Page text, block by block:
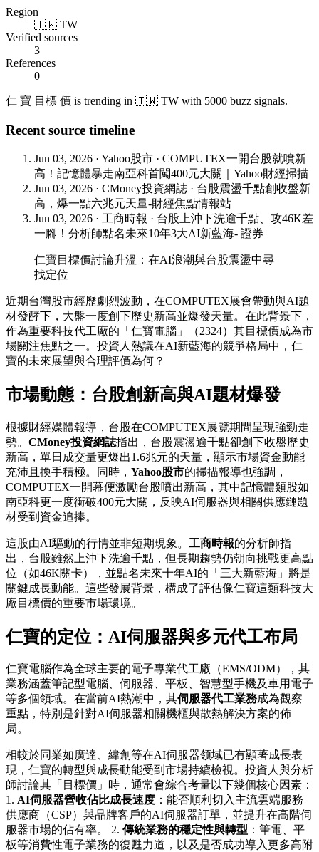
Region
🇹🇼 TW
Verified sources
3
References
0
仁 寶 目標 價 is trending in 🇹🇼 TW with 5000 buzz signals.
Recent source timeline
Jun 03, 2026 · Yahoo股市 · COMPUTEX一開台股就噴新
高！記憶體暴走南亞科首闖400元大關｜Yahoo財經掃描
Jun 03, 2026 · CMoney投資網誌 · 台股震盪千點創收盤新
高，爆一點六兆元天量-財經焦點情報站
Jun 03, 2026 · 工商時報 · 台股上沖下洗逾千點、攻46K差
一腳！分析師點名未來10年3大AI新藍海- 證券
仁寶目標價討論升溫：在AI浪潮與台股震盪中尋
找定位
近期台灣股市經歷劇烈波動，在COMPUTEX展會帶動與AI題
材發酵下，大盤一度創下歷史新高並爆發天量。在此背景下，
作為重要科技代工廠的「仁寶電腦」（2324）其目標價成為市
場關注焦點之一。投資人熱議在AI新藍海的競爭格局中，仁
寶的未來展望與合理評價為何？
市場動態：台股創新高與AI題材爆發
根據財經媒體報導，台股在COMPUTEX展覽期間呈現強勁走
勢。 CMoney投資網誌指出，台股震盪逾千點卻創下收盤歷史
新高，單日成交量更爆出1.6兆元的天量，顯示市場資金動能
充沛且換手積極。同時， Yahoo股市的掃描報導也強調，
COMPUTEX一開幕便激勵台股噴出新高，其中記憶體類股如
南亞科更一度衝破400元大關，反映AI伺服器與相關供應鏈題
材受到資金追捧。
這股由AI驅動的行情並非短期現象。 工商時報的分析師指
出，台股雖然上沖下洗逾千點，但長期趨勢仍朝向挑戰更高點
位（如46K關卡），並點名未來十年AI的「三大新藍海」將是
關鍵成長動能。這些發展背景，構成了評估像仁寶這類科技大
廠目標價的重要市場環境。
仁寶的定位：AI伺服器與多元代工布局
仁寶電腦作為全球主要的電子專業代工廠（EMS/ODM），其
業務涵蓋筆記型電腦、伺服器、平板、智慧型手機及車用電子
等多個領域。在當前AI熱潮中，其伺服器代工業務成為觀察
重點，特別是針對AI伺服器相關機櫃與散熱解決方案的佈
局。
相較於同業如廣達、緯創等在AI伺服器领域已有顯著成長表
現，仁寶的轉型與成長動能受到市場持續檢視。投資人與分析
師討論其「目標價」時，通常會綜合考量以下幾個核心因素：
1. AI伺服器營收佔比成長速度 ：能否順利切入主流雲端服務
供應商（CSP）與品牌客戶的AI伺服器訂單，並提升在高階伺
服器市場的佔有率。 2. 傳統業務的穩定性與轉型 ：筆電、平
板等消費性電子業務的復甦力道，以及是否成功導入更多高附